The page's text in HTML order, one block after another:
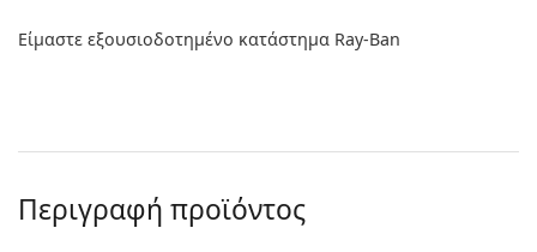
Είμαστε εξουσιοδοτημένο κατάστημα Ray-Ban
Περιγραφή προϊόντος